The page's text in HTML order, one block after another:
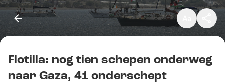
Kopieer link
Flotilla: nog tien schepen onderweg
naar Gaza, 41 onderschept